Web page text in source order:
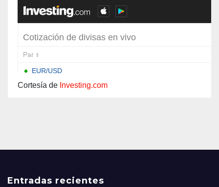
Cortesía de Investing.com
Entradas recientes